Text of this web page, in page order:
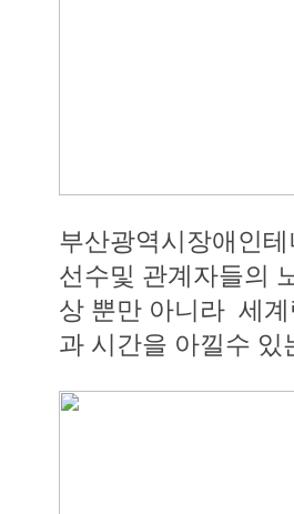
부산광역시장애인
선수및 관계자들의
상 뿐만 아니라 세
과 시간을 아낄수 있